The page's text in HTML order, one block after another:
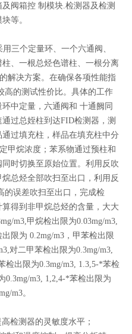
阀箱控 制模块.检测器及检测
等。
三个定量环、一个六通阀、
、一根总烃色谱柱、一根分离
解决方案。在确保各项性能指
高的测试性价比。具体的工作
中定量，六通阀和 十通阙同
过总姪柱到达FID检测器，测
过填充柱，样品在填充柱中分
甲烷浓度；苯系物通过预柱和
时切换至原始位置。利用反吹
总烃全部吹扫至出口，利用反
的误差吹扫至出口，完成检
得到非甲烷总烃的含量，大大
m3,甲烷检出限为0.03mg/m3,
限为 0.2mg/m3，甲苯检出限
对二甲苯检出限为0.3mg/m3,
检出限为0.3mg/m3, 1.3,5-*苯检
0.3mg/m3, 1,2,4-*苯检出限为
m3。
检测器的灵敏度水平；